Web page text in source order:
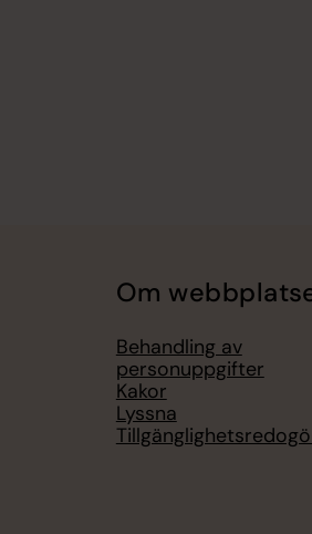
Om
Behandling av
personuppgifter
Kakor
Lyssna